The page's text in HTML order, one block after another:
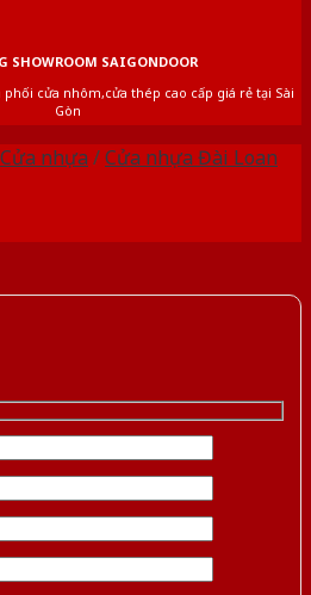
SHOWROOM SAIGONDOOR
phối cửa nhôm,cửa thép cao cấp giá rẻ tại Sài
Gòn
Cửa nhựa /Cửa nhựa Đài Loan